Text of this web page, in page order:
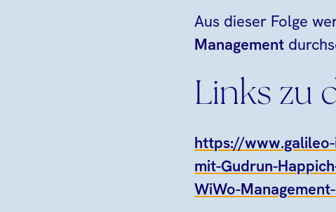
Aus dieser Folge
Management
Links zu
https://
mit-Gudrun-
WiWo-